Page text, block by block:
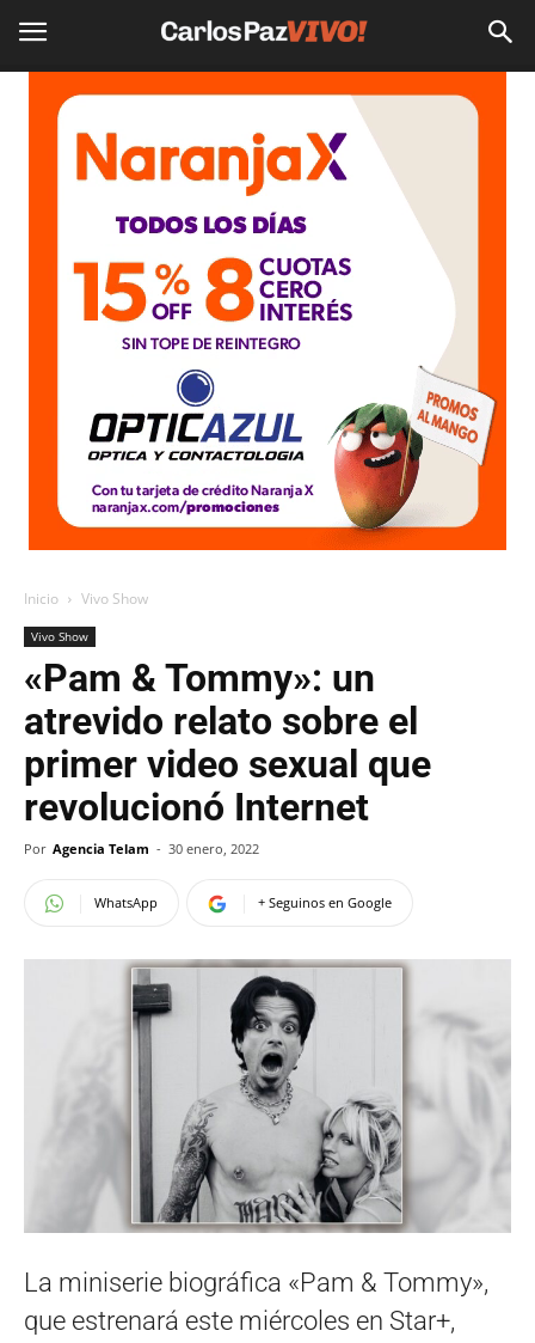
Inicio Vivo Show
Vivo Show
«Pam & Tommy»: un
atrevido relato sobre el
primer video sexual que
revolucionó Internet
Por Agencia Telam - 30 enero, 2022
WhatsApp + Seguinos en Google
La miniserie biográfica «Pam & Tommy»,
que estrenará este miércoles en Star+,